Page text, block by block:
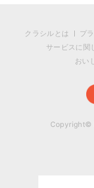
クラシルとは プ
サービスに関
おい
Copyright©